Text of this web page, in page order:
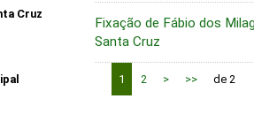
Cruz
Fixação de Fábio dos
Santa Cruz
1 2 > >> de 2